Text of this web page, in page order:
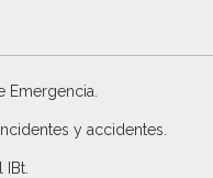
Emergencia.
y accidentes
IBt